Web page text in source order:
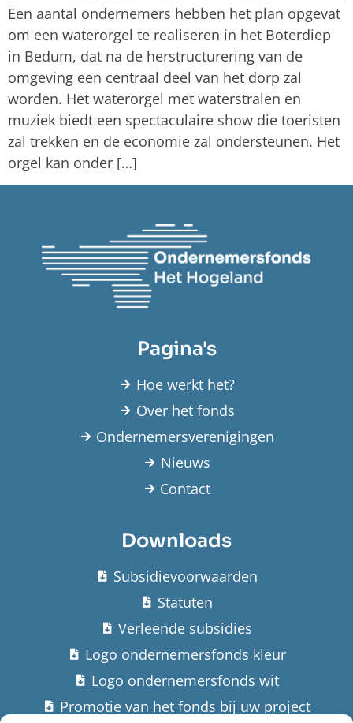
Een aantal ondernemers hebben het plan opgevat
om een waterorgel te realiseren in het Boterdiep
in Bedum, dat na de herstructurering van de
omgeving een centraal deel van het dorp zal
worden. Het waterorgel met waterstralen en
muziek biedt een spectaculaire show die toeristen
zal trekken en de economie zal ondersteunen. Het
orgel kan onder […]
Pagina's
Hoe werkt het?
Over het fonds
Ondernemersverenigingen
Nieuws
Contact
Downloads
Subsidievoorwaarden
Statuten
Verleende subsidies
Logo ondernemersfonds kleur
Logo ondernemersfonds wit
Promotie van het fonds bij uw project